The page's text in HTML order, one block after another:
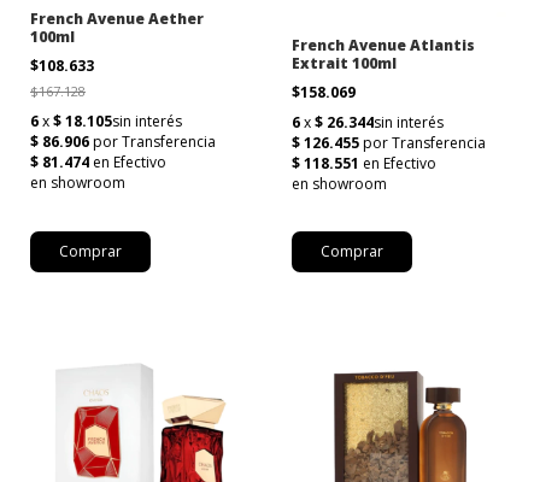
French Avenue Aether
100ml
$108.633
$167.128
French Avenue Atlantis
Extrait 100ml
$158.069